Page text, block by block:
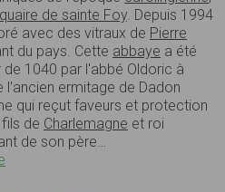
de sainte Foy. Depuis 1994
avec des vitraux de Pierre
du pays. Cette abbaye a été
1040 par l'abbé Oldoric à
l'ancien ermitage de Dadon
qui reçut faveurs et protection
fils de Charlemagne et roi
de son père…